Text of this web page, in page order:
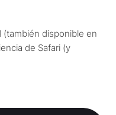
disponible en
de Safari (y